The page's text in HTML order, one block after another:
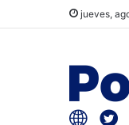
jueves,